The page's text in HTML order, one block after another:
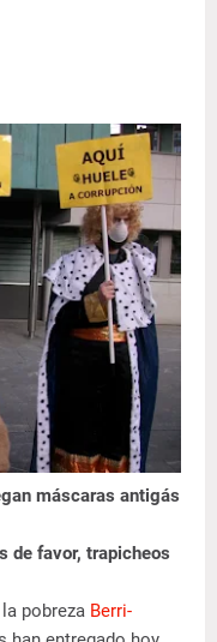
máscaras antigás
de favor, trapicheos
pobreza Berri-